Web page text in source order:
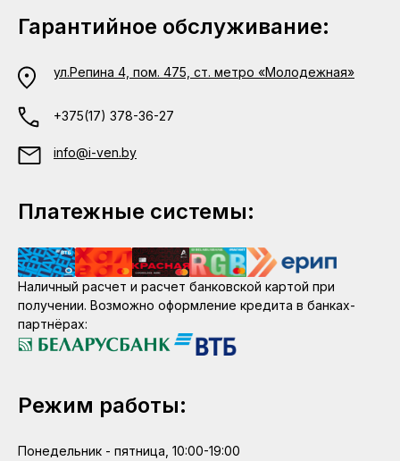
Гарантийное обслуживание:
ул.Репина 4, пом. 475, ст. метро «Молодежная»
+375(17) 378-36-27
info@i-ven.by
Платежные системы:
Наличный расчет и расчет банковской картой при
получении. Возможно оформление кредита в банках-
партнёрах:
Режим работы:
Понедельник - пятница, 10:00-19:00